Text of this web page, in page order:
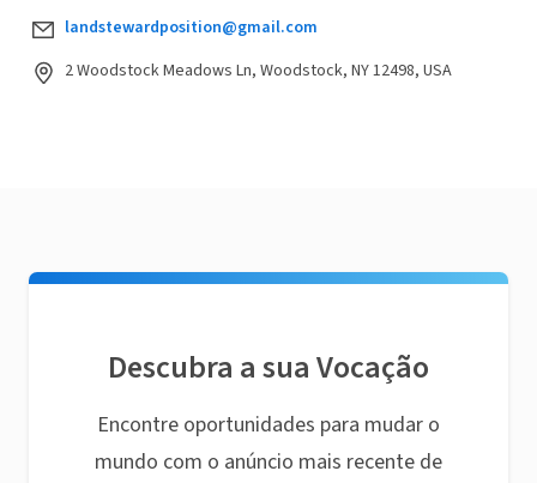
landstewardposition@gmail.com
2 Woodstock Meadows Ln, Woodstock, NY 12498, USA
Descubra a sua Vocação
Encontre oportunidades para mudar o
mundo com o anúncio mais recente de